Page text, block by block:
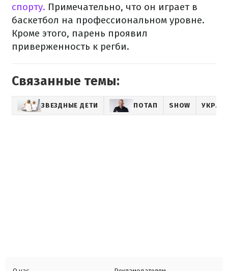
спорту. Примечательно, что он играет в
баскетбол на профессиональном уровне.
Кроме этого, парень проявил
приверженность к регби.
Связанные темы:
ЗВЕЗДНЫЕ ДЕТИ ПОТАП SHOW